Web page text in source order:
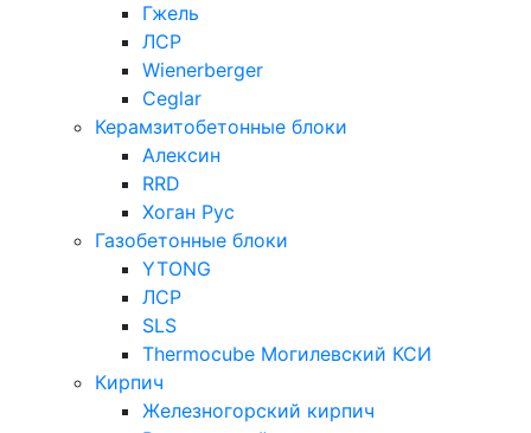
Гжель
ЛСР
Wienerberger
Ceglar
Керамзитобетонные блоки
Алексин
RRD
Хоган Рус
Газобетонные блоки
YTONG
ЛСР
SLS
Thermocube Могилевский КСИ
Кирпич
Железногорский кирпич